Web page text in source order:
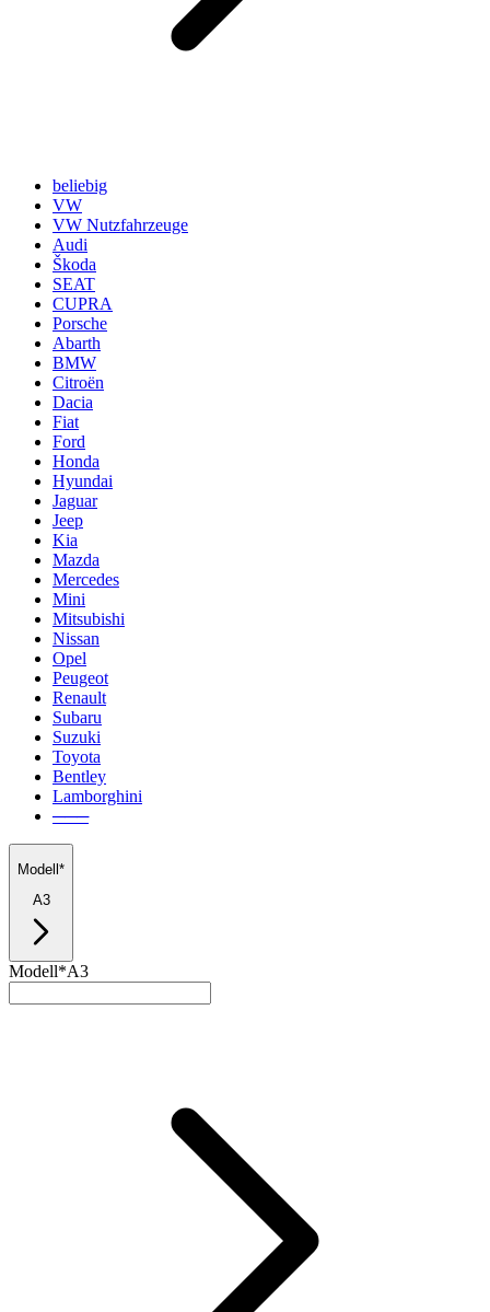
beliebig
VW
VW Nutzfahrzeuge
Audi
Škoda
SEAT
CUPRA
Porsche
Abarth
BMW
Citroën
Dacia
Fiat
Ford
Honda
Hyundai
Jaguar
Jeep
Kia
Mazda
Mercedes
Mini
Mitsubishi
Nissan
Opel
Peugeot
Renault
Subaru
Suzuki
Toyota
Bentley
Lamborghini
───
Modell*
A3
Modell*A3